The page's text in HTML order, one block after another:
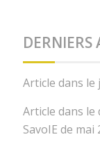
DERNIERS
Article dans le
Article dans le
SavoIE de mai